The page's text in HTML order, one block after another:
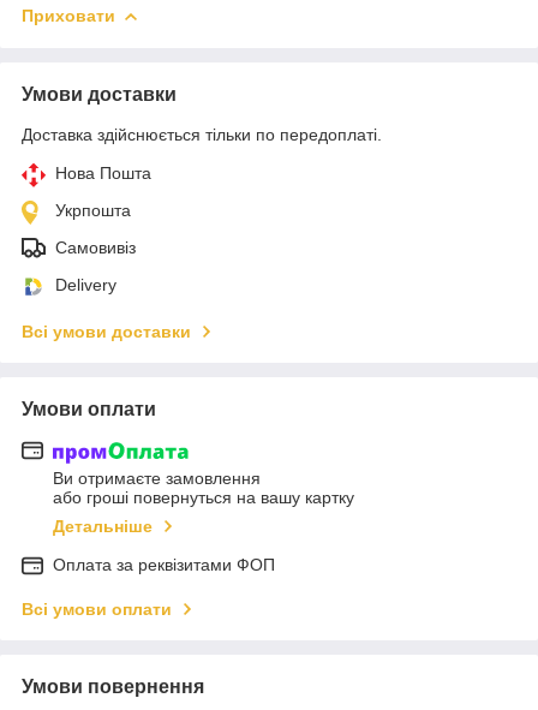
Приховати
Умови доставки
Доставка здійснюється тільки по передоплаті.
Нова Пошта
Укрпошта
Самовивіз
Delivery
Всі умови доставки
Умови оплати
Ви отримаєте замовлення
або гроші повернуться на вашу картку
Детальніше
Оплата за реквізитами ФОП
Всі умови оплати
Умови повернення